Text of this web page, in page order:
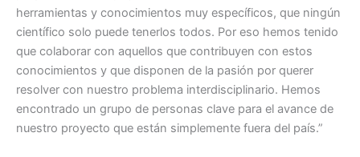
herramientas y conocimientos muy específicos, que ningún
científico solo puede tenerlos todos. Por eso hemos tenido
que colaborar con aquellos que contribuyen con estos
conocimientos y que disponen de la pasión por querer
resolver con nuestro problema interdisciplinario. Hemos
encontrado un grupo de personas clave para el avance de
nuestro proyecto que están simplemente fuera del país.”